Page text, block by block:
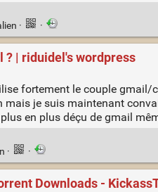
· ·
? | riduidel's wordpress
fortement le couple gmail/
mais je suis maintenant
en plus déçu de gmail
· ·
Downloads -